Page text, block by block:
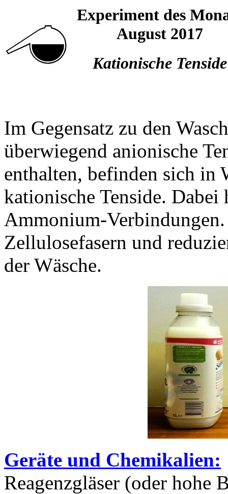
Experiment des
August 2017
Kationische Tenside
Im Gegensatz zu den
überwiegend anionische
enthalten, befinden sich in
kationische Tenside. Dabei
Ammonium-
Zellulosefasern und
der Wäsche.
Geräte und Chemikalien:
Reagenzgläser (oder hohe